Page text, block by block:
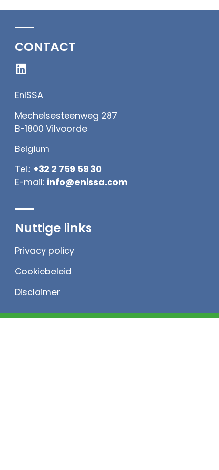
CONTACT
EnISSA
Mechelsesteenweg 287
B-1800 Vilvoorde
Belgium
Tel.: +32 2 759 59 30
E-mail: info@enissa.com
Nuttige links
Privacy policy
Cookiebeleid
Disclaimer